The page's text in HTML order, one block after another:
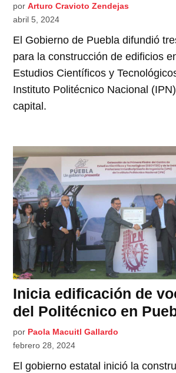
por Arturo Cravioto Zendejas
abril 5, 2024
El Gobierno de Puebla difundió
para la construcción de edificios
Estudios Científicos y
Instituto Politécnico Nacional
capital.
Inicia edificación de
del Politécnico en
por Paola Macuitl Gallardo
febrero 28, 2024
El gobierno estatal inició la